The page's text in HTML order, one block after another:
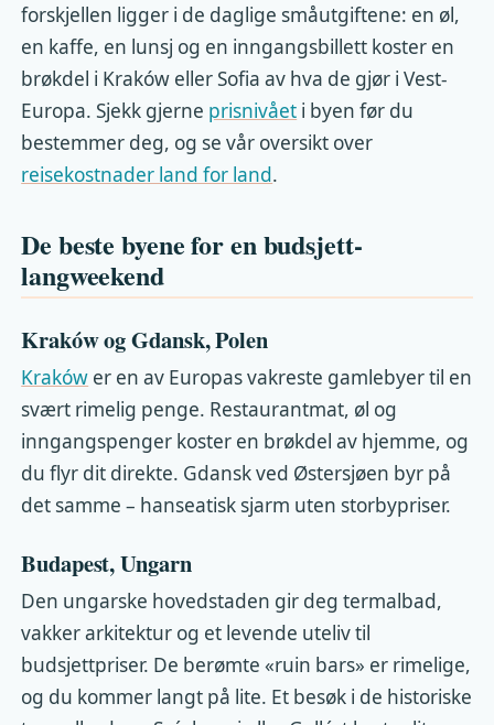
forskjellen ligger i de daglige småutgiftene: en øl,
en kaffe, en lunsj og en inngangsbillett koster en
brøkdel i Kraków eller Sofia av hva de gjør i Vest-
Europa. Sjekk gjerne prisnivået i byen før du
bestemmer deg, og se vår oversikt over
reisekostnader land for land.
De beste byene for en budsjett-
langweekend
Kraków og Gdansk, Polen
Kraków er en av Europas vakreste gamlebyer til en
svært rimelig penge. Restaurantmat, øl og
inngangspenger koster en brøkdel av hjemme, og
du flyr dit direkte. Gdansk ved Østersjøen byr på
det samme – hanseatisk sjarm uten storbypriser.
Budapest, Ungarn
Den ungarske hovedstaden gir deg termalbad,
vakker arkitektur og et levende uteliv til
budsjettpriser. De berømte «ruin bars» er rimelige,
og du kommer langt på lite. Et besøk i de historiske